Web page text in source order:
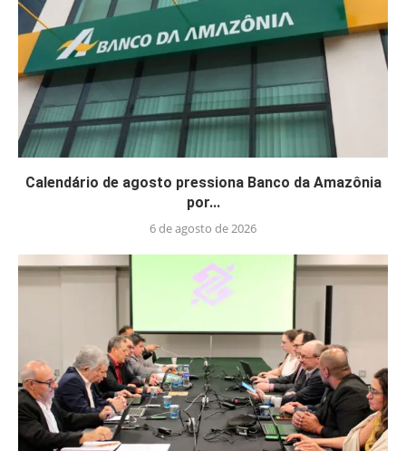
Calendário de agosto pressiona Banco da Amazônia
por...
6 de agosto de 2026